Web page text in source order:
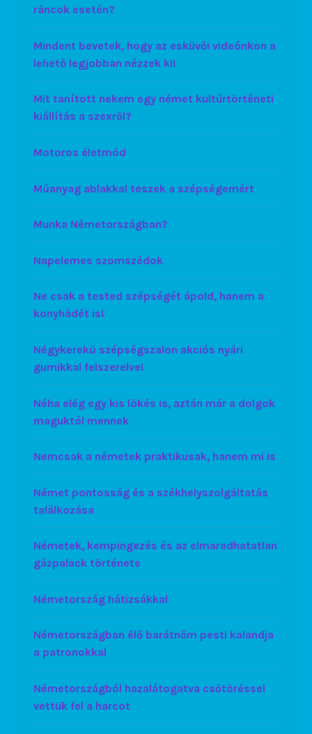
ráncok esetén?
Mindent bevetek, hogy az esküvői videónkon a
lehető legjobban nézzek ki!
Mit tanított nekem egy német kultúrtörténeti
kiállítás a szexről?
Motoros életmód
Műanyag ablakkal teszek a szépségemért
Munka Németországban?
Napelemes szomszédok
Ne csak a tested szépségét ápold, hanem a
konyhádét is!
Négykerekű szépségszalon akciós nyári
gumikkal felszerelve!
Néha elég egy kis lökés is, aztán már a dolgok
maguktól mennek
Nemcsak a németek praktikusak, hanem mi is
Német pontosság és a székhelyszolgáltatás
találkozása
Németek, kempingezés és az elmaradhatatlan
gázpalack története
Németország hátizsákkal
Németországban élő barátnőm pesti kalandja
a patronokkal
Németországból hazalátogatva csőtöréssel
vettük fel a harcot